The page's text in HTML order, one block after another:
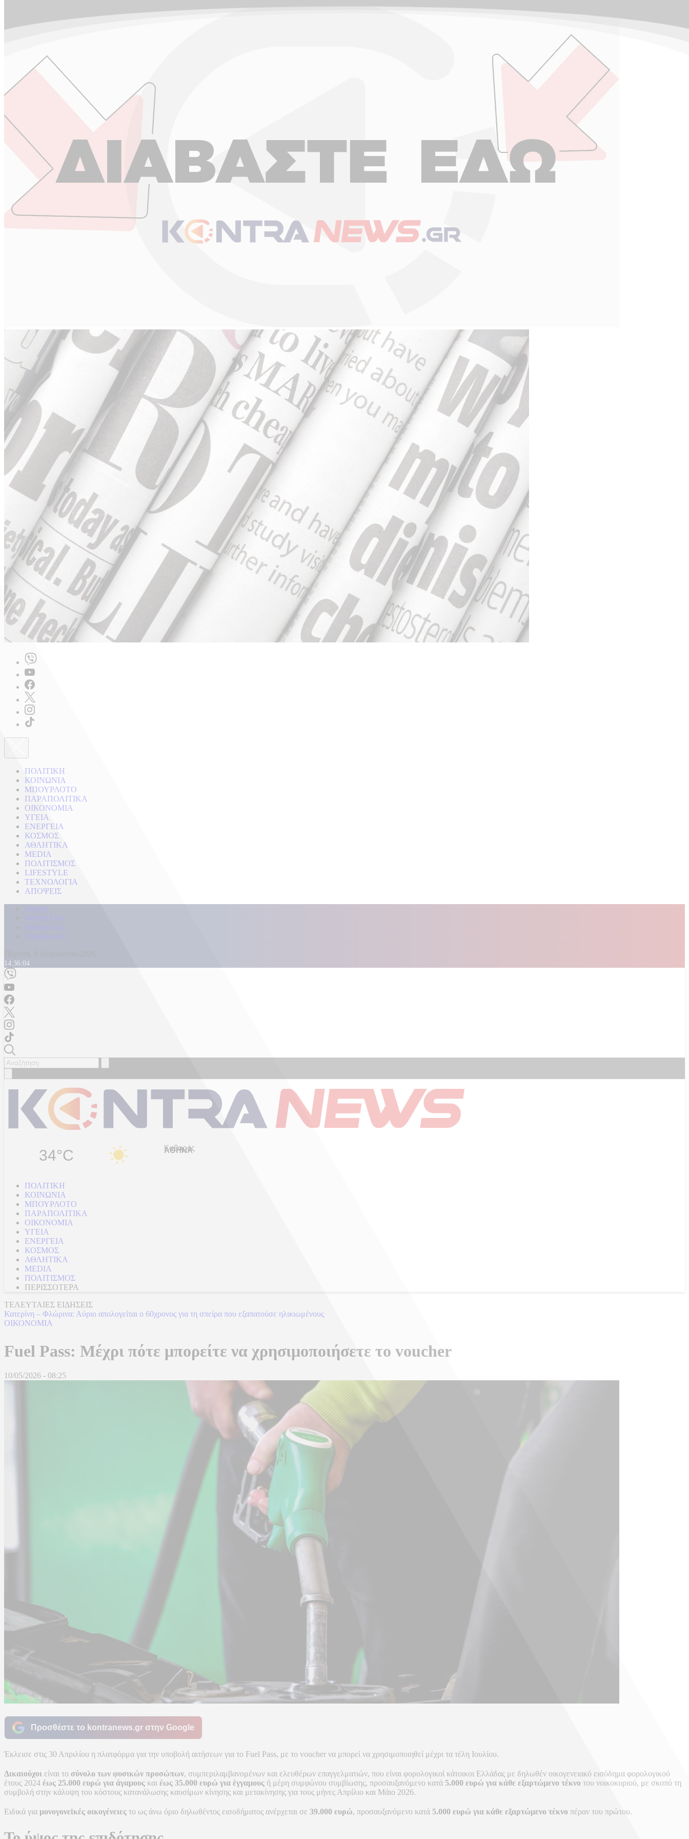
ΠΟΛΙΤΙΚΗ
ΚΟΙΝΩΝΙΑ
ΜΠΟΥΡΛΟΤΟ
ΠΑΡΑΠΟΛΙΤΙΚΑ
ΟΙΚΟΝΟΜΙΑ
ΥΓΕΙΑ
ΕΝΕΡΓΕΙΑ
ΚΟΣΜΟΣ
ΑΘΛΗΤΙΚΑ
MEDIA
ΠΟΛΙΤΙΣΜΟΣ
LIFESTYLE
ΤΕΧΝΟΛΟΓΙΑ
ΑΠΟΨΕΙΣ
Αρχική
Kontra Live
Καταγγελίες
Επικοινωνία
14:36:06
34°C Καθαρός
ΠΟΛΙΤΙΚΗ
ΚΟΙΝΩΝΙΑ
ΜΠΟΥΡΛΟΤΟ
ΠΑΡΑΠΟΛΙΤΙΚΑ
ΟΙΚΟΝΟΜΙΑ
ΥΓΕΙΑ
ΕΝΕΡΓΕΙΑ
ΚΟΣΜΟΣ
ΑΘΛΗΤΙΚΑ
MEDIA
ΠΟΛΙΤΙΣΜΟΣ
ΠΕΡΙΣΣΟΤΕΡΑ
ΤΕΛΕΥΤΑΙΕΣ ΕΙΔΗΣΕΙΣ
Κατερίνη – Φλώρινα: Αύριο απολογείται ο 60χρονος για τη σπείρα που εξαπατούσε ηλικιωμένους
ΟΙΚΟΝΟΜΙΑ
Fuel Pass: Μέχρι πότε μπορείτε να χρησιμοποιήσετε το voucher
10/05/2026 - 08:25
Προσθέστε το kontranews.gr στην Google
Έκλεισε στις 30 Απριλίου η πλατφόρμα για την υποβολή αιτήσεων για το Fuel Pass, με το voucher να μπορεί να χρησιμοποιηθεί μέχρι τα τέλη Ιουλίου.
Δικαιούχοι είναι το σύνολο των φυσικών προσώπων, συμπεριλαμβανομένων και ελευθέρων επαγγελματιών, που είναι φορολογικοί κάτοικοι Ελλάδας με δηλωθέν οικογενειακό εισόδημα φορολογικού
έτους 2024 έως 25.000 ευρώ για άγαμους και έως 35.000 ευρώ για έγγαμους ή μέρη συμφώνου συμβίωσης, προσαυξανόμενο κατά 5.000 ευρώ για κάθε εξαρτώμενο τέκνο του νοικοκυριού, με σκοπό τη
συμβολή στην κάλυψη του κόστους κατανάλωσης καυσίμων κίνησης και μετακίνησης για τους μήνες Απρίλιο και Μάιο 2026.
Ειδικά για μονογονεϊκές οικογένειες το ως άνω όριο δηλωθέντος εισοδήματος ανέρχεται σε 39.000 ευρώ, προσαυξανόμενο κατά 5.000 ευρώ για κάθε εξαρτώμενο τέκνο πέραν του πρώτου.